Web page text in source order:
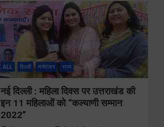
ALL दिल्ली मनोरंजन राज्य
नई दिल्ली : महिला दिवस पर उत्तराखंड की
इन 11 महिलाओं को “कल्याणी सम्मान
2022”
कॉमनवेल्थ गेम्स
2026 के
उत्तराखंड के
पदक विजेताओं
और प्रशिक्षकों को
मुख्यमंत्री धामी ने